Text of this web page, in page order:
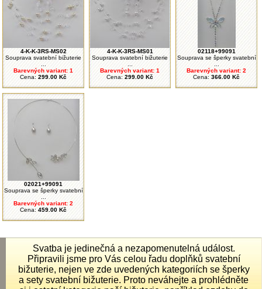
4-K-K-3RS-MS02
Souprava svatební bižuterie
Barevných variant: 1
Cena: 299.00 Kč
4-K-K-3RS-MS01
Souprava svatební bižuterie
Barevných variant: 1
Cena: 299.00 Kč
02118+99091
Souprava se šperky svatební
Barevných variant: 2
Cena: 366.00 Kč
02021+99091
Souprava se šperky svatební
Barevných variant: 2
Cena: 459.00 Kč
Svatba je jedinečná a nezapomenutelná událost.
Připravili jsme pro Vás celou řadu doplňků svatební
bižuterie, nejen ve zde uvedených kategoriích se šperky
a sety svatební bižuterie. Proto neváhejte a prohlédněte